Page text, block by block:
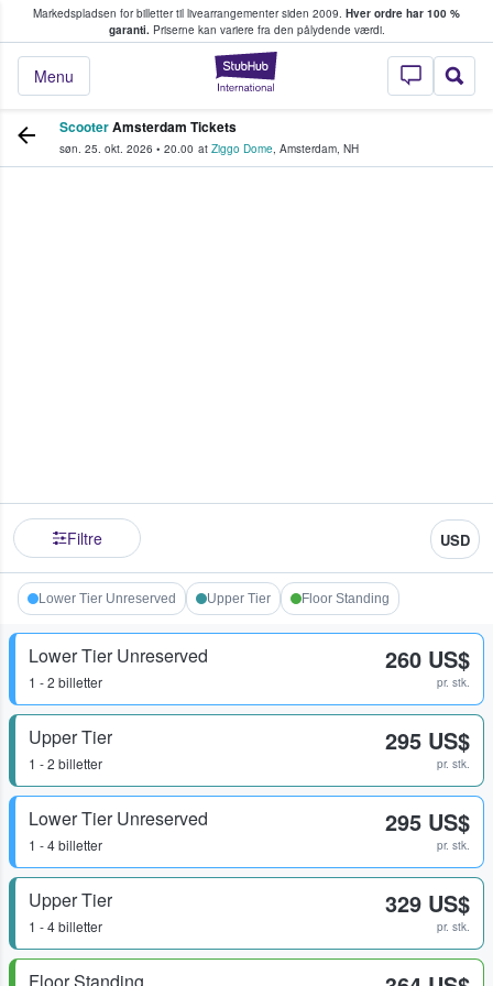
Markedspladsen for billetter til livearrangementer siden 2009. Hver ordre har 100 %
garanti.Priserne kan variere fra den pålydende værdi.
StubHub - Hvor
Menu
køber og sælger billetter
ScooterAmsterdam Tickets
søn. 25. okt. 2026 • 20.00 at Ziggo Dome, Amsterdam, NH
Filtre USD
Lower Tier Unreserved Upper Tier Floor Standing
Lower Tier Unreserved
1 - 2 billetter
260 US$
pr. stk.
Upper Tier
1 - 2 billetter
295 US$
pr. stk.
Lower Tier Unreserved
1 - 4 billetter
295 US$
pr. stk.
Upper Tier
1 - 4 billetter
329 US$
pr. stk.